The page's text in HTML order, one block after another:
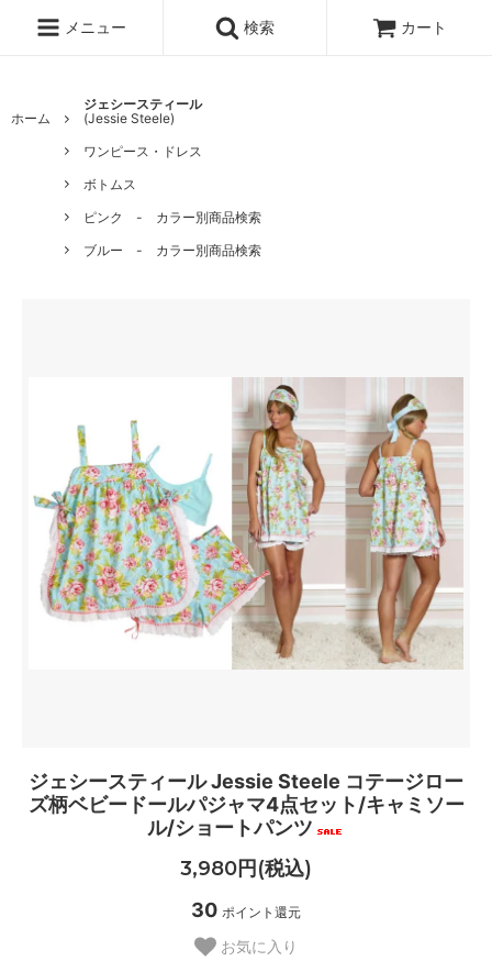
メニュー 検索 カート
ホーム
ジェシースティール
(Jessie Steele)
ワンピース・ドレス
ボトムス
ピンク - カラー別商品検索
ブルー - カラー別商品検索
ジェシースティール Jessie Steele コテージロー
ズ柄ベビードールパジャマ4点セット/キャミソー
ル/ショートパンツ
3,980円(税込)
30 ポイント還元
お気に入り